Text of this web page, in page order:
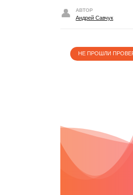
АВТОР
Андрей Савчук
НЕ ПРОШЛИ